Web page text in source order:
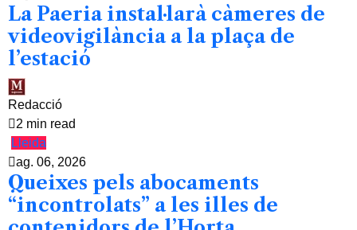
La Paeria instal·larà càmeres de
videovigilància a la plaça de
l’estació
Redacció
2 min read
Lleida
ag. 06, 2026
Queixes pels abocaments
“incontrolats” a les illes de